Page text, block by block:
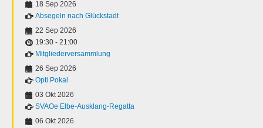
18 Sep 2026
Absegeln nach Glückstadt
22 Sep 2026
19:30 - 21:00
Mitgliederversammlung
26 Sep 2026
Opti Pokal
03 Okt 2026
SVAOe Elbe-Ausklang-Regatta
06 Okt 2026